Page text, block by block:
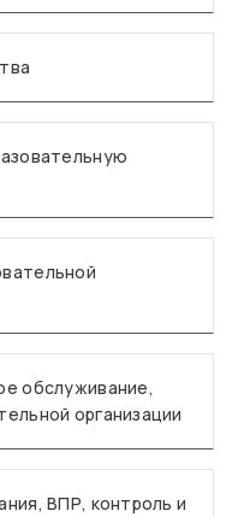
обслуживание,
организации
ВПР, контроль и